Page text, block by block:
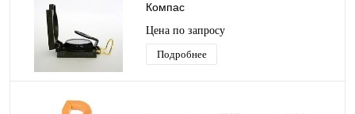
Компас
Цена по запросу
Подробнее